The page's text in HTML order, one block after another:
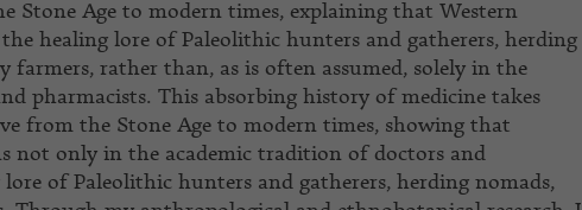
Stone Age to modern times, explaining that Western
healing lore of Paleolithic hunters and gatherers, herding
farmers, rather than, as is often assumed, solely in the
pharmacists. This absorbing history of medicine takes
from the Stone Age to modern times, showing that
not only in the academic tradition of doctors and
of Paleolithic hunters and gatherers, herding nomads,